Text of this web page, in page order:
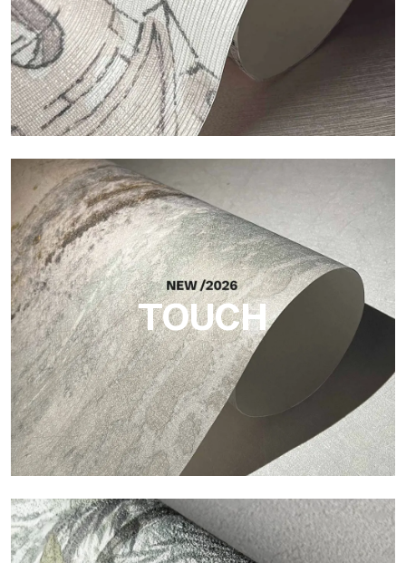
Craft
Acabado inspirado en las fibras naturales, con un relieve
esencial que aporta equilibrio, profundidad y una materialidad
elegante a la superficie.
TOUCH
Touch